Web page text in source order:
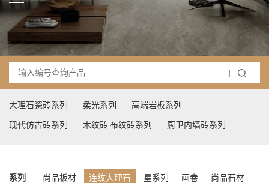
大理石瓷砖系列 柔光系列 高端岩板系列
现代仿古砖系列 木纹砖|布纹砖系列 厨卫内墙砖系列
系列 尚品板材 连纹大理石 星系列 画卷 尚品石材